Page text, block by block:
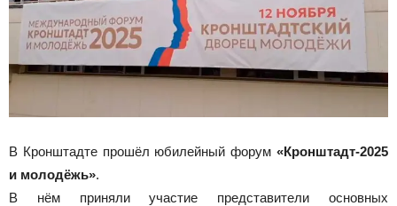
В Кронштадте прошёл юбилейный форум «Кронштадт-2025
и молодёжь».
В нём приняли участие представители основных